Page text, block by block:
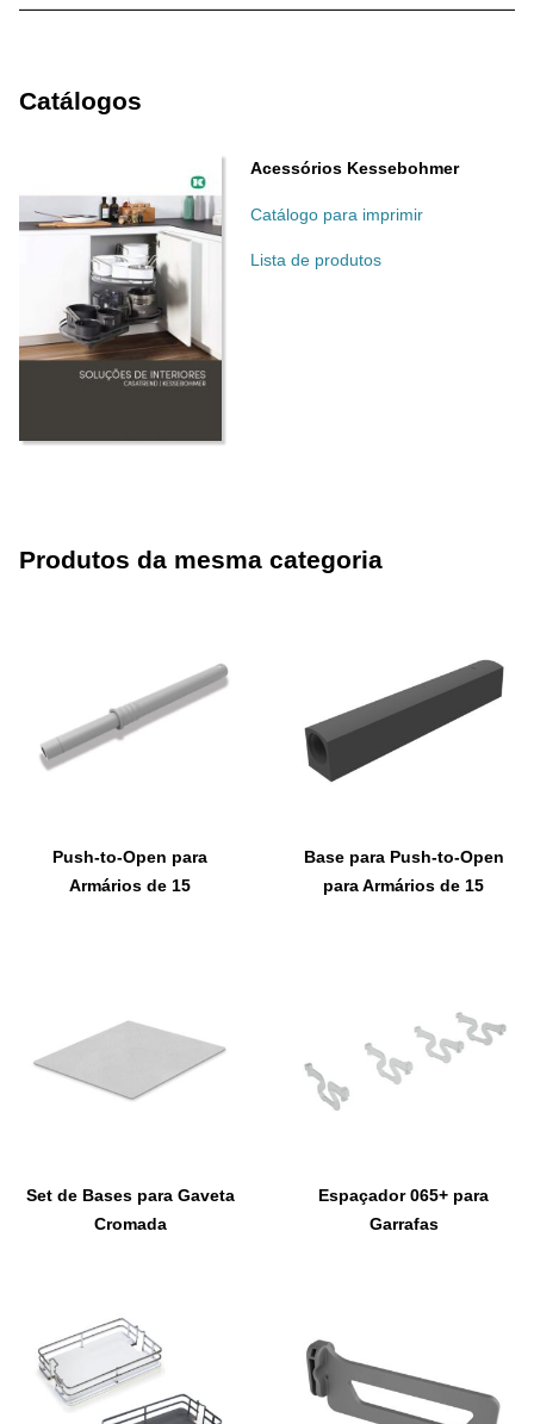
Catálogos
Acessórios Kessebohmer
Catálogo para imprimir
Lista de produtos
Produtos da mesma categoria
Push-to-Open para
Armários de 15
Base para Push-to-Open
para Armários de 15
Set de Bases para Gaveta
Cromada
Espaçador 065+ para
Garrafas